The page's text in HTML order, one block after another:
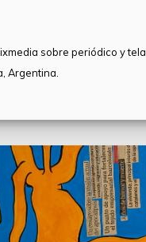
sobre periódico y tela.
Argentina.